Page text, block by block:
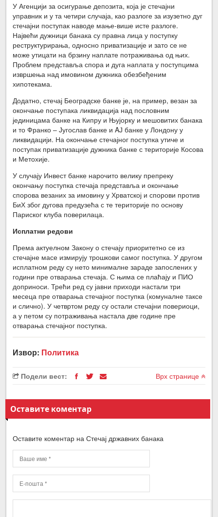
У Агенцији за осигурање депозита, која је стечајни
управник и у та четири случаја, као разлоге за изузетно дуг
стечајни поступак наводе мање-више исте разлоге.
Највећи дужници банака су правна лица у поступку
реструктурирања, односно приватизације и зато се не
може утицати на брзину наплате потраживања од њих.
Проблем представља спора и дуга наплата у поступцима
извршења над имовином дужника обезбеђеним
хипотекама.
Додатно, стечај Београдске банке је, на пример, везан за
окончање поступака ликвидација над пословним
јединицама банке на Кипру и Њујорку и мешовитих банака
и то Франко – Југослав банке и AЈ банке у Лондону у
ликвидацији. На окончање стечајног поступка утиче и
поступак приватизације дужника банке с територије Косова
и Метохије.
У случају Инвест банке нарочито велику препреку
окончању поступка стечаја представља и окончање
спорова везаних за имовину у Хрватској и спорови против
БиХ због дугова предузећа с те територије по основу
Париског клуба поверилаца.
Исплатни редови
Према актуелном Закону о стечају приоритетно се из
стечајне масе измирују трошкови самог поступка. У другом
исплатном реду су нето минималне зараде запослених у
години пре отварања стечаја. С њима се плаћају и ПИО
доприноси. Трећи ред су јавни приходи настали три
месеца пре отварања стечајног поступка (комуналне таксе
и слично). У четвртом реду су остали стечајни повериоци,
а у петом су потраживања настала две године пре
отварања стечајног поступка.
Извор: Политика
Подели вест: Врх странице
Оставите коментар
Оставите коментар на Стечај државних банака